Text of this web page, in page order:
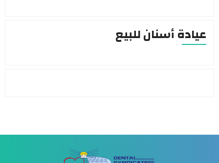
عيادة أسنان للبيع